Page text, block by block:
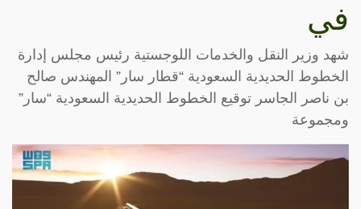
في
شهد وزير النقل والخدمات اللوجستية رئيس مجلس إدارة
الخطوط الحديدية السعودية “قطار سار” المهندس صالح
بن ناصر الجاسر توقيع الخطوط الحديدية السعودية “سار”
ومجموعة